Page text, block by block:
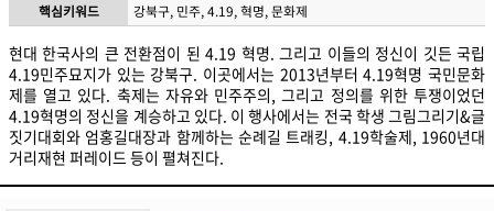
핵심키워드
강북구, 민주, 4.19, 혁명, 문화제
현대 한국사의 큰 전환점이 된 4.19 혁명. 그리고 이들의 정신이 깃든 국립
4.19민주묘지가 있는 강북구. 이곳에서는 2013년부터 4.19혁명 국민문화
제를 열고 있다. 축제는 자유와 민주주의, 그리고 정의를 위한 투쟁이었던
4.19혁명의 정신을 계승하고 있다. 이 행사에서는 전국 학생 그림그리기&글
짓기대회와 엄홍길대장과 함께하는 순례길 트래킹, 4.19학술제, 1960년대
거리재현 퍼레이드 등이 펼쳐진다.